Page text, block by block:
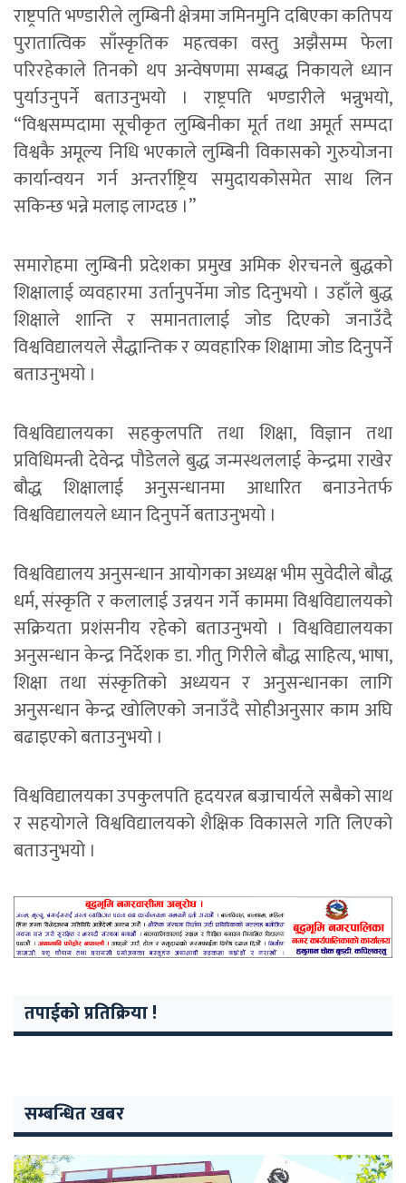
राष्ट्रपति भण्डारीले लुम्बिनी क्षेत्रमा जमिनमुनि दबिएका कतिपय
पुरातात्विक साँस्कृतिक महत्वका वस्तु अझैसम्म फेला
परिरहेकाले तिनको थप अन्वेषणमा सम्बद्ध निकायले ध्यान
पुर्याउनुपर्ने बताउनुभयो । राष्ट्रपति भण्डारीले भन्नुभयो,
“विश्वसम्पदामा सूचीकृत लुम्बिनीका मूर्त तथा अमूर्त सम्पदा
विश्वकै अमूल्य निधि भएकाले लुम्बिनी विकासको गुरुयोजना
कार्यान्वयन गर्न अन्तर्राष्ट्रिय समुदायकोसमेत साथ लिन
सकिन्छ भन्ने मलाइ लाग्दछ ।”
समारोहमा लुम्बिनी प्रदेशका प्रमुख अमिक शेरचनले बुद्धको
शिक्षालाई व्यवहारमा उर्तानुपर्नेमा जोड दिनुभयो । उहाँले बुद्ध
शिक्षाले शान्ति र समानतालाई जोड दिएको जनाउँदै
विश्वविद्यालयले सैद्धान्तिक र व्यवहारिक शिक्षामा जोड दिनुपर्ने
बताउनुभयो ।
विश्वविद्यालयका सहकुलपति तथा शिक्षा, विज्ञान तथा
प्रविधिमन्त्री देवेन्द्र पौडेलले बुद्ध जन्मस्थललाई केन्द्रमा राखेर
बौद्ध शिक्षालाई अनुसन्धानमा आधारित बनाउनेतर्फ
विश्वविद्यालयले ध्यान दिनुपर्ने बताउनुभयो ।
विश्वविद्यालय अनुसन्धान आयोगका अध्यक्ष भीम सुवेदीले बौद्ध
धर्म, संस्कृति र कलालाई उन्नयन गर्ने काममा विश्वविद्यालयको
सक्रियता प्रशंसनीय रहेको बताउनुभयो । विश्वविद्यालयका
अनुसन्धान केन्द्र निर्देशक डा. गीतु गिरीले बौद्ध साहित्य, भाषा,
शिक्षा तथा संस्कृतिको अध्ययन र अनुसन्धानका लागि
अनुसन्धान केन्द्र खोलिएको जनाउँदै सोहीअनुसार काम अघि
बढाइएको बताउनुभयो ।
विश्वविद्यालयका उपकुलपति हृदयरत्न बज्राचार्यले सबैको साथ
र सहयोगले विश्वविद्यालयको शैक्षिक विकासले गति लिएको
बताउनुभयो ।
तपाईको प्रतिक्रिया !
सम्बन्धित खबर